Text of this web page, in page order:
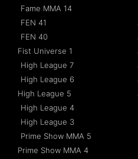
Fame MMA 14
FEN 41
FEN 40
Fist Universe 1
High League 7
High League 6
High League 5
High League 4
High League 3
Prime Show MMA 5
Prime Show MMA 4